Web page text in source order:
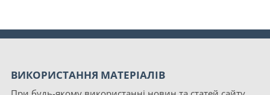
ВИКОРИСТАННЯ МАТЕРІАЛІВ